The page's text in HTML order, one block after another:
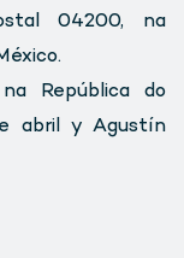
04200, na
República do
abril y Agustín